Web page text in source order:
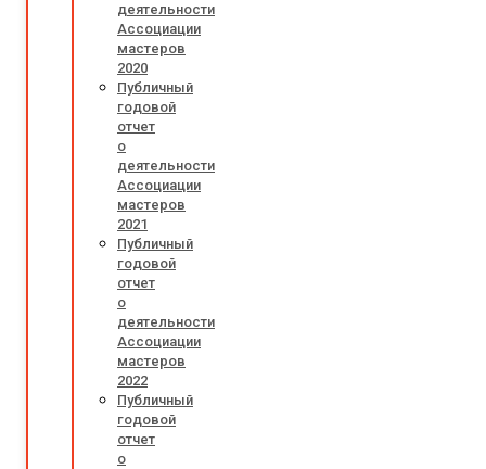
деятельности
Ассоциации
мастеров
2020
Публичный
годовой
отчет
о
деятельности
Ассоциации
мастеров
2021
Публичный
годовой
отчет
о
деятельности
Ассоциации
мастеров
2022
Публичный
годовой
отчет
о